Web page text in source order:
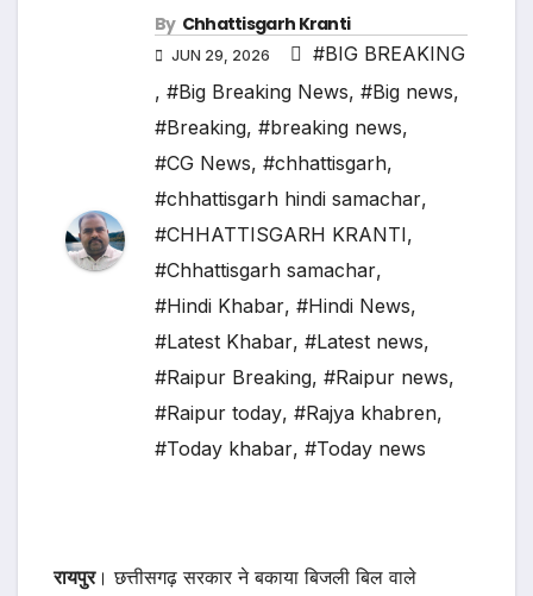
By Chhattisgarh Kranti
JUN 29, 2026
#BIG BREAKING
, #Big Breaking News, #Big news,
#Breaking, #breaking news,
#CG News, #chhattisgarh,
#chhattisgarh hindi samachar,
#CHHATTISGARH KRANTI,
#Chhattisgarh samachar,
#Hindi Khabar, #Hindi News,
#Latest Khabar, #Latest news,
#Raipur Breaking, #Raipur news,
#Raipur today, #Rajya khabren,
#Today khabar, #Today news
रायपुर। छत्तीसगढ़ सरकार ने बकाया बिजली बिल वाले